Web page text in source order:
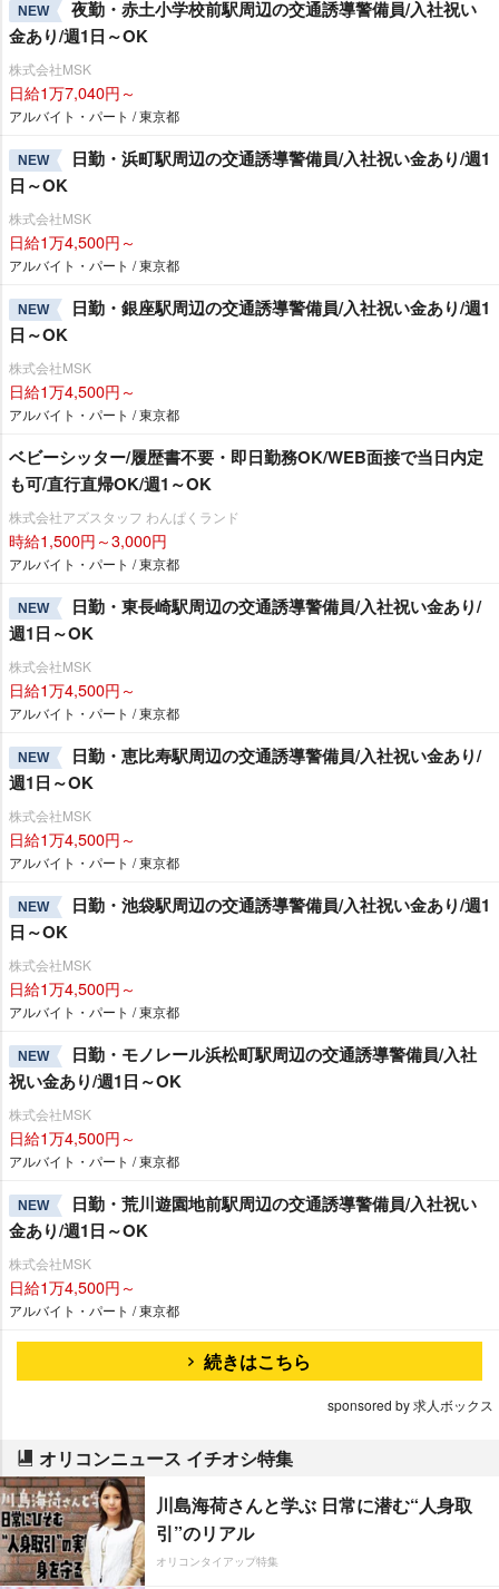
NEW
夜勤・赤土小学校前駅周辺の交通誘導警備員/入社祝い
金あり/週1日～OK
株式会社MSK
日給1万7,040円～
アルバイト・パート / 東京都
NEW
日勤・浜町駅周辺の交通誘導警備員/入社祝い金あり/週1
日～OK
株式会社MSK
日給1万4,500円～
アルバイト・パート / 東京都
NEW
日勤・銀座駅周辺の交通誘導警備員/入社祝い金あり/週1
日～OK
株式会社MSK
日給1万4,500円～
アルバイト・パート / 東京都
ベビーシッター/履歴書不要・即日勤務OK/WEB面接で当日内定
も可/直行直帰OK/週1～OK
株式会社アズスタッフ わんぱくランド
時給1,500円～3,000円
アルバイト・パート / 東京都
NEW
日勤・東長崎駅周辺の交通誘導警備員/入社祝い金あり/
週1日～OK
株式会社MSK
日給1万4,500円～
アルバイト・パート / 東京都
NEW
日勤・恵比寿駅周辺の交通誘導警備員/入社祝い金あり/
週1日～OK
株式会社MSK
日給1万4,500円～
アルバイト・パート / 東京都
NEW
日勤・池袋駅周辺の交通誘導警備員/入社祝い金あり/週1
日～OK
株式会社MSK
日給1万4,500円～
アルバイト・パート / 東京都
NEW
日勤・モノレール浜松町駅周辺の交通誘導警備員/入社
祝い金あり/週1日～OK
株式会社MSK
日給1万4,500円～
アルバイト・パート / 東京都
NEW
日勤・荒川遊園地前駅周辺の交通誘導警備員/入社祝い
金あり/週1日～OK
株式会社MSK
日給1万4,500円～
アルバイト・パート / 東京都
続きはこちら
sponsored by 求人ボックス
オリコンニュース イチオシ特集
川島海荷さんと学ぶ 日常に潜む“人身取
引”のリアル
オリコンタイアップ特集